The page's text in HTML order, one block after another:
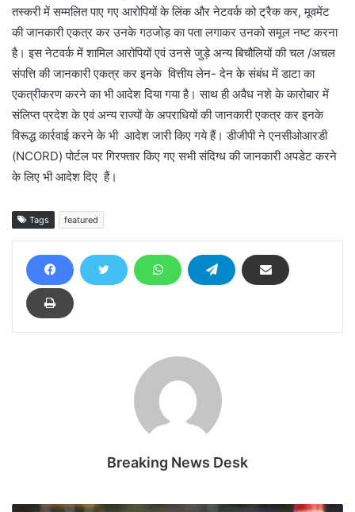
तस्करी में सम्मलित पाए गए आरोपियों के लिंक और नेटवर्क को ट्रैक कर, मूवमेंट
की जानकारी एकत्र कर उनके गठजोड़ का पता लगाकर उनको समूल नष्ट करना
है। इस नेटवर्क में शामिल आरोपियों एवं उनसे जुड़े अन्य बिचौलियों की चल /अचल
संपत्ति की जानकारी एकत्र कर इनके वित्तीय लेन- देन के संबंध में डाटा का
एकत्रीकरण करने का भी आदेश दिया गया है। साथ ही अवैध नशे के कारोबार में
संलिप्त प्रदेश के एवं अन्य राज्यों के अपराधियों की जानकारी एकत्र कर इनके
विरूद्ध कार्रवाई करने के भी आदेश जारी किए गये हैं। डीजीपी ने एनसीओआरडी
(NCORD) पोर्टल पर गिरफ्तार किए गए सभी संदिग्ध की जानकारी अपडेट करने
के लिए भी आदेश दिए हैं।
Tags featured
Breaking News Desk